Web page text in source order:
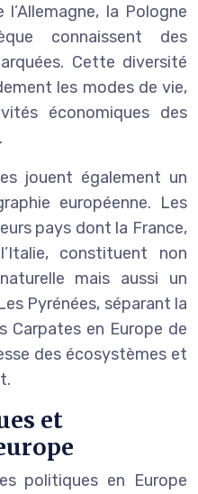
la Pologne
connaissent des
Cette diversité
les modes de vie,
économiques des
jouent également un
européenne. Les
pays dont la France,
constituent non
mais aussi un
Pyrénées, séparant la
Carpates en Europe de
des écosystèmes et
et
politiques en Europe